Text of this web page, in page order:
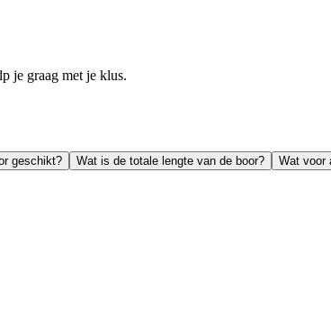
je graag met je klus.
geschikt? Wat is de totale lengte van de boor? Wat voor